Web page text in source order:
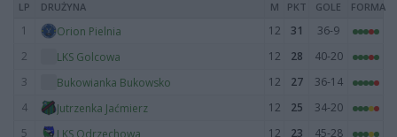
LP DRUŻYNA M PKT GOLE FORMA
1 Orion Pielnia 12 31
36-9
2
LKS Golcowa 12 28
40-20
3
Bukowianka Bukowsko 12 27
36-14
4
Jutrzenka Jaćmierz 12 25
34-20
5
LKS Odrzechowa 12 23 45-28